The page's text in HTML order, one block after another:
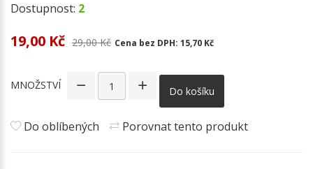
Dostupnost: 2
19,00 Kč 29,00 Kč Cena bez DPH: 15,70 Kč
MNOŽSTVÍ Do košíku
Do oblíbených Porovnat tento produkt